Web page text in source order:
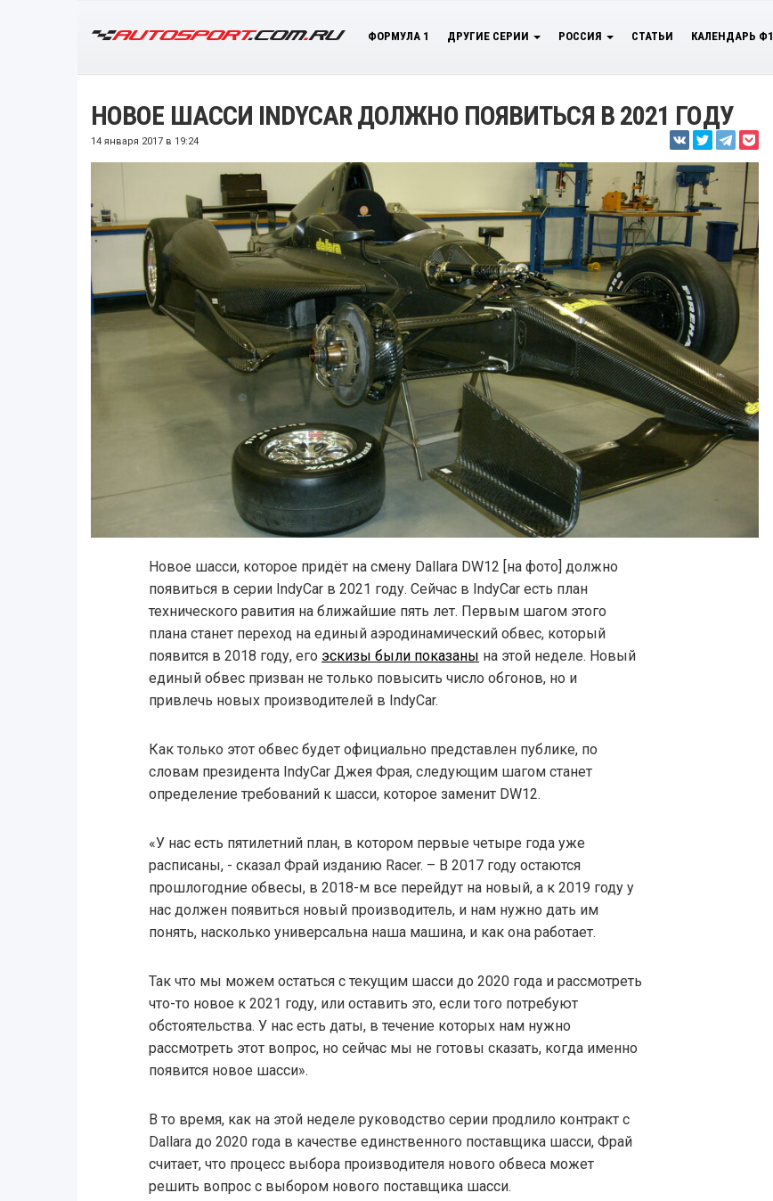
ФОРМУЛА 1 ДРУГИЕ СЕРИИ РОССИЯ СТАТЬИ КАЛЕНДАРЬ Ф1
НОВОЕ ШАССИ INDYCAR ДОЛЖНО ПОЯВИТЬСЯ В 2021 ГОДУ
14 января 2017 в 19:24
Новое шасси, которое придёт на смену Dallara DW12 [на фото] должно
появиться в серии IndyCar в 2021 году. Сейчас в IndyCar есть план
технического равития на ближайшие пять лет. Первым шагом этого
плана станет переход на единый аэродинамический обвес, который
появится в 2018 году, его эскизы были показаны на этой неделе. Новый
единый обвес призван не только повысить число обгонов, но и
привлечь новых производителей в IndyCar.
Как только этот обвес будет официально представлен публике, по
словам президента IndyCar Джея Фрая, следующим шагом станет
определение требований к шасси, которое заменит DW12.
«У нас есть пятилетний план, в котором первые четыре года уже
расписаны, - сказал Фрай изданию Racer. – В 2017 году остаются
прошлогодние обвесы, в 2018-м все перейдут на новый, а к 2019 году у
нас должен появиться новый производитель, и нам нужно дать им
понять, насколько универсальна наша машина, и как она работает.
Так что мы можем остаться с текущим шасси до 2020 года и рассмотреть
что-то новое к 2021 году, или оставить это, если того потребуют
обстоятельства. У нас есть даты, в течение которых нам нужно
рассмотреть этот вопрос, но сейчас мы не готовы сказать, когда именно
появится новое шасси».
В то время, как на этой неделе руководство серии продлило контракт с
Dallara до 2020 года в качестве единственного поставщика шасси, Фрай
считает, что процесс выбора производителя нового обвеса может
решить вопрос с выбором нового поставщика шасси.